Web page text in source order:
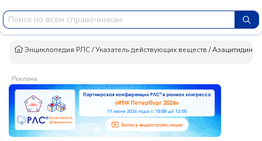
Энциклопедия РЛС/Указатель действующих веществ /Азацитидин
Реклама